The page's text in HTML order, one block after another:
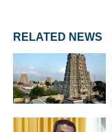
RELATED NEWS